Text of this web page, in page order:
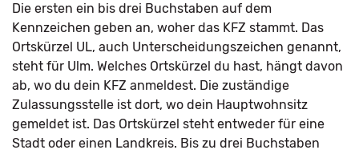
Die ersten ein bis drei Buchstaben auf dem
Kennzeichen geben an, woher das KFZ stammt. Das
Ortskürzel UL, auch Unterscheidungszeichen genannt,
steht für Ulm. Welches Ortskürzel du hast, hängt davon
ab, wo du dein KFZ anmeldest. Die zuständige
Zulassungsstelle ist dort, wo dein Hauptwohnsitz
gemeldet ist. Das Ortskürzel steht entweder für eine
Stadt oder einen Landkreis. Bis zu drei Buchstaben